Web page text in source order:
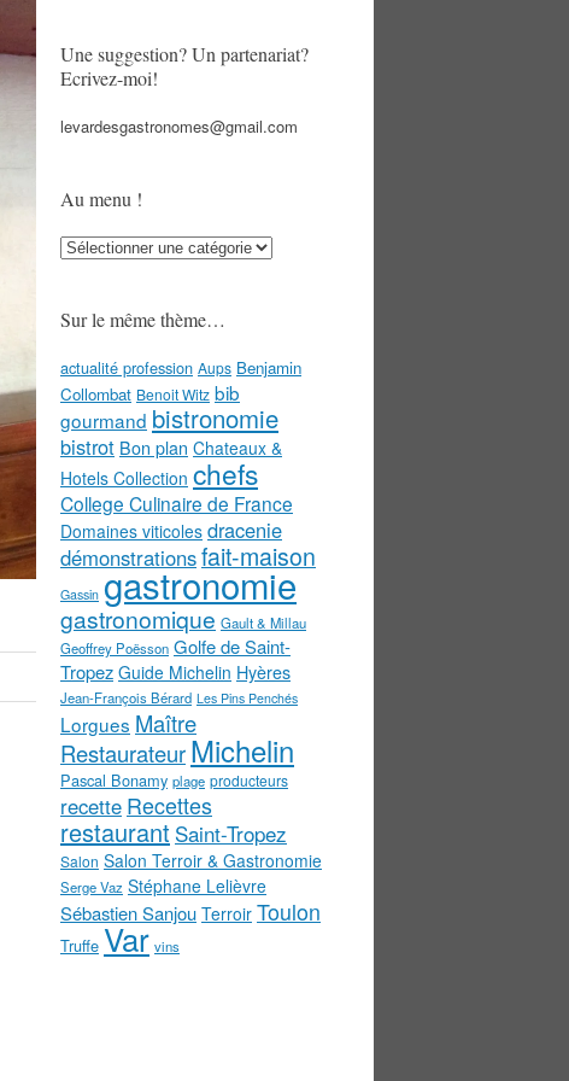
Une suggestion? Un partenariat?
Ecrivez-moi!
levardesgastronomes@gmail.com
Au menu !
Au
Sur le même thème…
actualité profession Aups Benjamin
Collombat Benoit Witz bib
gourmand bistronomie
bistrot Bon plan Chateaux &
Hotels Collection chefs
College Culinaire de France
Domaines viticoles dracenie
démonstrationsfait-maison
Gassin gastronomie
gastronomique Gault & Millau
Geoffrey Poësson Golfe de Saint-
Tropez Guide Michelin Hyères
Jean-François Bérard Les Pins Penchés
Lorgues Maître
RestaurateurMichelin
Pascal Bonamy plage producteurs
recette Recettes
restaurant Saint-Tropez
Salon Salon Terroir & Gastronomie
Serge Vaz Stéphane Lelièvre
Sébastien Sanjou Terroir Toulon
Truffe Var vins